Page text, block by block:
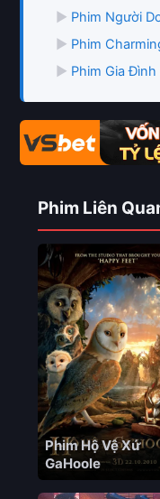
▶ Phim Người
▶ Phim
▶ Phim Gia Đình
Phim Liên
Phim Hộ Vệ Xứ
GaHoole